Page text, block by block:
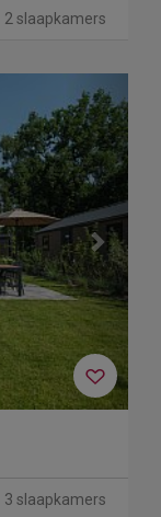
2 slaapkamers
Next
3 slaapkamers